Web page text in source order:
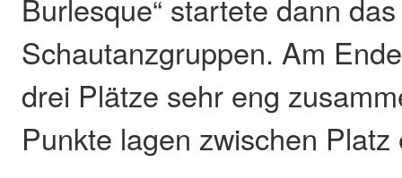
Burlesque“ startete dann
Schautanzgruppen. Am
drei Plätze sehr eng
Punkte lagen zwischen